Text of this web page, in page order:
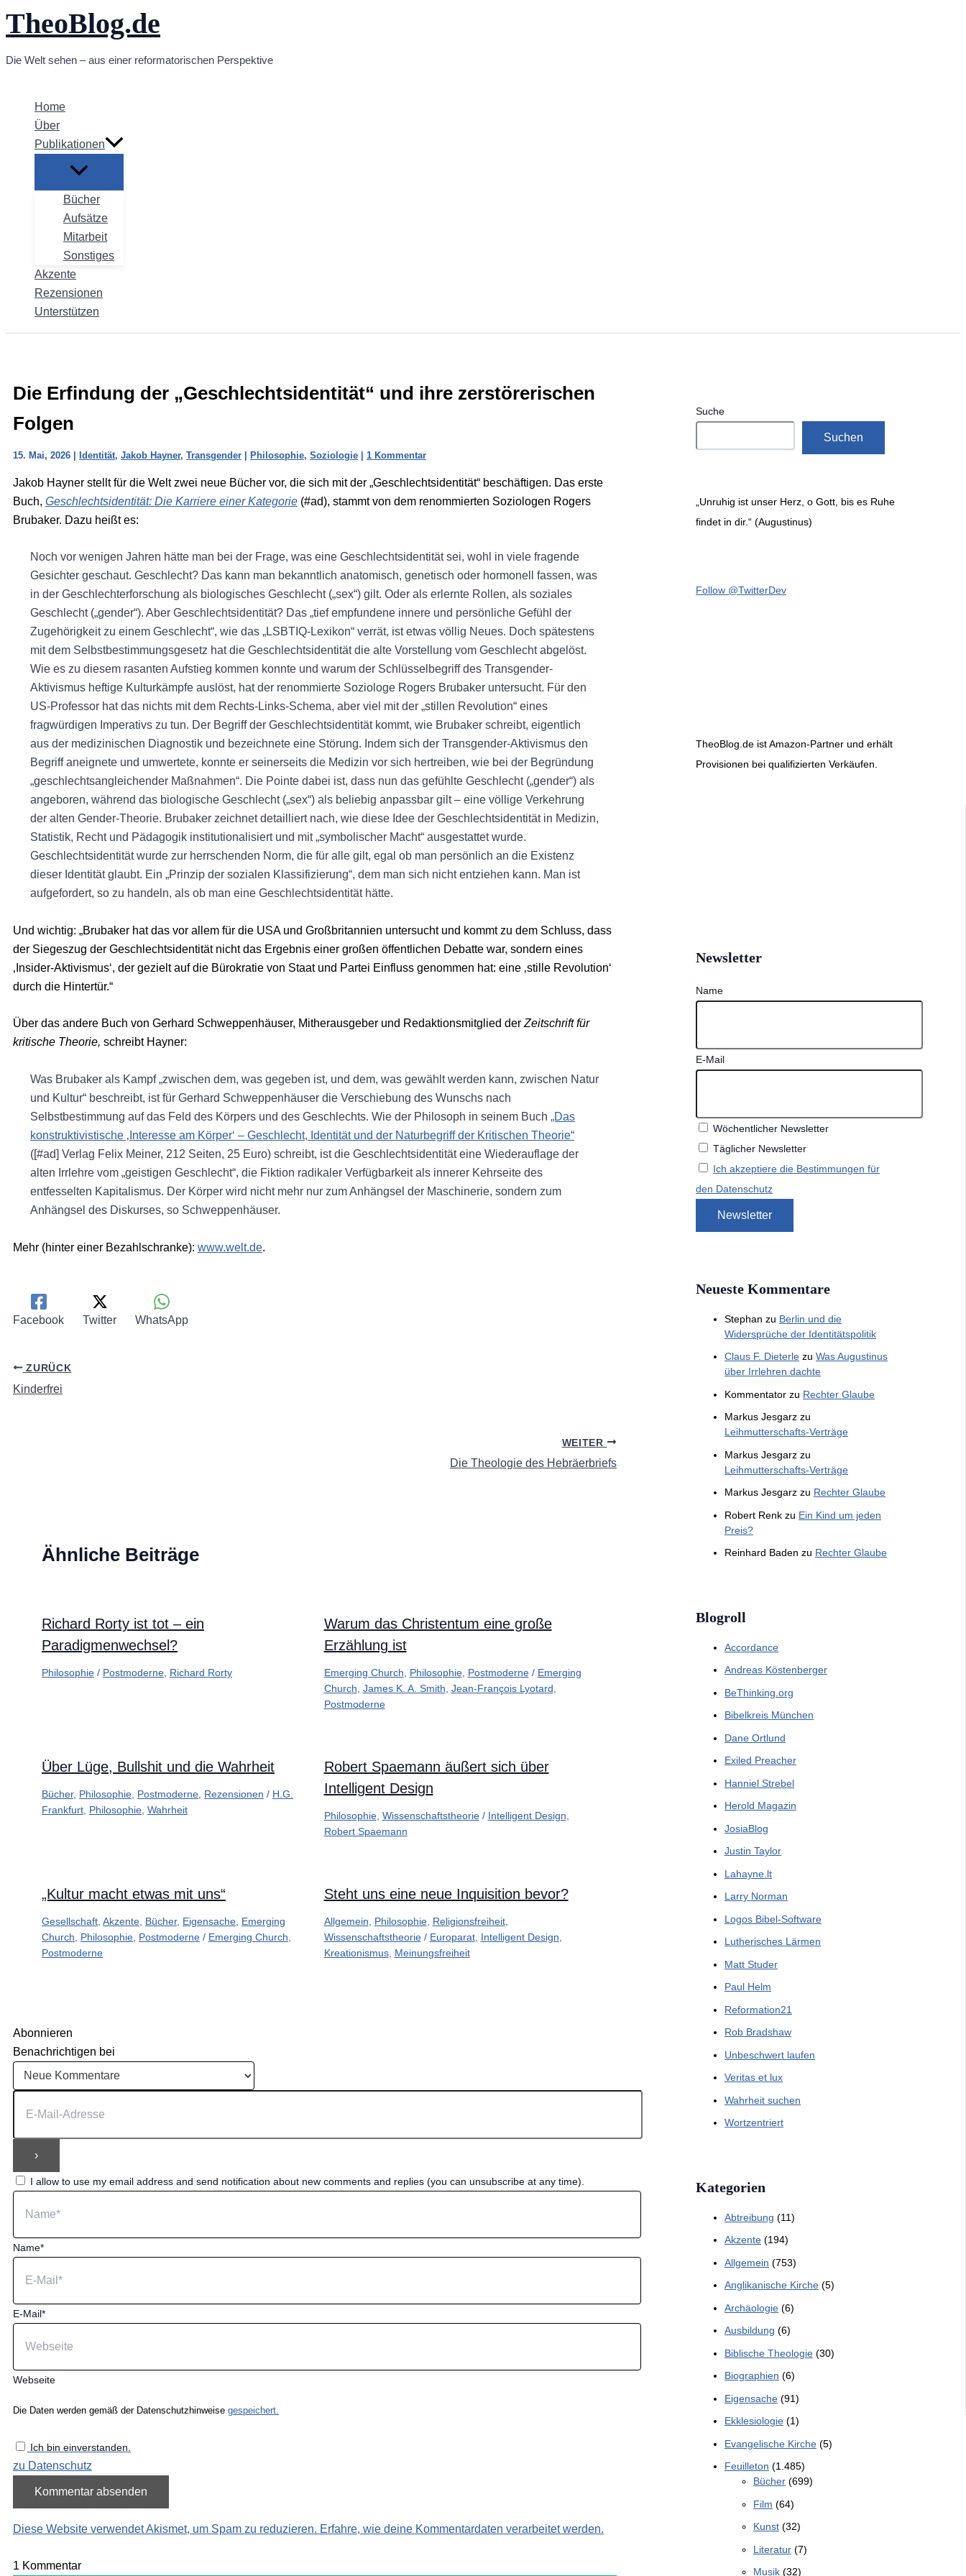
Zum
Inhalt
TheoBlog.de
Die Welt sehen – aus einer reformatorischen Perspektive
Home
Über
Publikationen
Bücher
Aufsätze
Mitarbeit
Sonstiges
Akzente
Rezensionen
Unterstützen
Die Erfindung der „Geschlechtsidentität“ und ihre zerstörerischen
Folgen
15. Mai, 2026 | Identität, Jakob Hayner, Transgender | Philosophie, Soziologie | 1 Kommentar
Jakob Hayner stellt für die Welt zwei neue Bücher vor, die sich mit der „Geschlechtsidentität“ beschäftigen. Das erste
Buch, Geschlechtsidentität: Die Karriere einer Kategorie (#ad), stammt von dem renommierten Soziologen Rogers
Brubaker. Dazu heißt es:
Noch vor wenigen Jahren hätte man bei der Frage, was eine Geschlechtsidentität sei, wohl in viele fragende
Gesichter geschaut. Geschlecht? Das kann man bekanntlich anatomisch, genetisch oder hormonell fassen, was
in der Geschlechterforschung als biologisches Geschlecht („sex“) gilt. Oder als erlernte Rollen, als soziales
Geschlecht („gender“). Aber Geschlechtsidentität? Das „tief empfundene innere und persönliche Gefühl der
Zugehörigkeit zu einem Geschlecht“, wie das „LSBTIQ-Lexikon“ verrät, ist etwas völlig Neues. Doch spätestens
mit dem Selbstbestimmungsgesetz hat die Geschlechtsidentität die alte Vorstellung vom Geschlecht abgelöst.
Wie es zu diesem rasanten Aufstieg kommen konnte und warum der Schlüsselbegriff des Transgender-
Aktivismus heftige Kulturkämpfe auslöst, hat der renommierte Soziologe Rogers Brubaker untersucht. Für den
US-Professor hat das nichts mit dem Rechts-Links-Schema, aber viel mit der „stillen Revolution“ eines
fragwürdigen Imperativs zu tun. Der Begriff der Geschlechtsidentität kommt, wie Brubaker schreibt, eigentlich
aus der medizinischen Diagnostik und bezeichnete eine Störung. Indem sich der Transgender-Aktivismus den
Begriff aneignete und umwertete, konnte er seinerseits die Medizin vor sich hertreiben, wie bei der Begründung
„geschlechtsangleichender Maßnahmen“. Die Pointe dabei ist, dass nun das gefühlte Geschlecht („gender“) als
angeboren, während das biologische Geschlecht („sex“) als beliebig anpassbar gilt – eine völlige Verkehrung
der alten Gender-Theorie. Brubaker zeichnet detailliert nach, wie diese Idee der Geschlechtsidentität in Medizin,
Statistik, Recht und Pädagogik institutionalisiert und mit „symbolischer Macht“ ausgestattet wurde.
Geschlechtsidentität wurde zur herrschenden Norm, die für alle gilt, egal ob man persönlich an die Existenz
dieser Identität glaubt. Ein „Prinzip der sozialen Klassifizierung“, dem man sich nicht entziehen kann. Man ist
aufgefordert, so zu handeln, als ob man eine Geschlechtsidentität hätte.
Und wichtig: „Brubaker hat das vor allem für die USA und Großbritannien untersucht und kommt zu dem Schluss, dass
der Siegeszug der Geschlechtsidentität nicht das Ergebnis einer großen öffentlichen Debatte war, sondern eines
‚Insider-Aktivismus‘, der gezielt auf die Bürokratie von Staat und Partei Einfluss genommen hat: eine ‚stille Revolution‘
durch die Hintertür.“
Über das andere Buch von Gerhard Schweppenhäuser, Mitherausgeber und Redaktionsmitglied der Zeitschrift für
kritische Theorie, schreibt Hayner:
Was Brubaker als Kampf „zwischen dem, was gegeben ist, und dem, was gewählt werden kann, zwischen Natur
und Kultur“ beschreibt, ist für Gerhard Schweppenhäuser die Verschiebung des Wunschs nach
Selbstbestimmung auf das Feld des Körpers und des Geschlechts. Wie der Philosoph in seinem Buch „Das
konstruktivistische ‚Interesse am Körper‘ – Geschlecht, Identität und der Naturbegriff der Kritischen Theorie“
([#ad] Verlag Felix Meiner, 212 Seiten, 25 Euro) schreibt, ist die Geschlechtsidentität eine Wiederauflage der
alten Irrlehre vom „geistigen Geschlecht“, die Fiktion radikaler Verfügbarkeit als innerer Kehrseite des
entfesselten Kapitalismus. Der Körper wird nicht mehr nur zum Anhängsel der Maschinerie, sondern zum
Anhängsel des Diskurses, so Schweppenhäuser.
Mehr (hinter einer Bezahlschranke): www.welt.de.
Facebook Twitter WhatsApp
ZURÜCK
Kinderfrei
WEITER
Die Theologie des Hebräerbriefs
Ähnliche Beiträge
Richard Rorty ist tot – ein
Paradigmenwechsel?
Philosophie / Postmoderne Richard Rorty
Warum das Christentum eine große
Erzählung ist
Emerging Church Philosophie, Postmoderne/ Emerging
Church James K. A. Smith Jean-François Lyotard
Postmoderne
Über Lüge, Bullshit und die Wahrheit
Bücher, Philosophie Postmoderne Rezensionen / H.G.
Frankfurt Philosophie Wahrheit
Robert Spaemann äußert sich über
Intelligent Design
Philosophie, Wissenschaftstheorie/ Intelligent Design
Robert Spaemann
„Kultur macht etwas mit uns“
Gesellschaft Akzente Bücher, Eigensache Emerging
Church
Philosophie Postmoderne / Emerging Church
Postmoderne
Steht uns eine neue Inquisition bevor?
Allgemein Philosophie, Religionsfreiheit,
Wissenschaftstheorie/ Europarat, Intelligent Design
Kreationismus, Meinungsfreiheit
Abonnieren
Benachrichtigen bei
I allow to use my email address and send notification about new comments and replies (you can unsubscribe at any time).
Name*
E-Mail*
Webseite
Die Daten werden gemäß der Datenschutzhinweise gespeichert.
Ich bin einverstanden.
zu Datenschutz
Diese Website verwendet Akismet, um Spam zu reduzieren. Erfahre, wie deine Kommentardaten verarbeitet werden.
1 Kommentar
Suche
Suchen
„Unruhig ist unser Herz, o Gott, bis es Ruhe
findet in dir.“ (Augustinus)
Follow @TwitterDev
TheoBlog.de ist Amazon-Partner und erhält
Provisionen bei qualifizierten Verkäufen.
Newsletter
Name
E-Mail
Wöchentlicher Newsletter
Täglicher Newsletter
Ich akzeptiere die Bestimmungen für
den Datenschutz
Neueste Kommentare
Stephan zu Berlin und die
Widersprüche der Identitätspolitik
Claus F. Dieterle zu Was Augustinus
über Irrlehren dachte
Kommentator zu Rechter Glaube
Markus Jesgarz zu
Leihmutterschafts-Verträge
Markus Jesgarz zu
Leihmutterschafts-Verträge
Markus Jesgarz zu Rechter Glaube
Robert Renk zu Ein Kind um jeden
Preis?
Reinhard Baden zu Rechter Glaube
Blogroll
Accordance
Andreas Köstenberger
BeThinking.org
Bibelkreis München
Dane Ortlund
Exiled Preacher
Hanniel Strebel
Herold Magazin
JosiaBlog
Justin Taylor
Lahayne.lt
Larry Norman
Logos Bibel-Software
Lutherisches Lärmen
Matt Studer
Paul Helm
Reformation21
Rob Bradshaw
Unbeschwert laufen
Veritas et lux
Wahrheit suchen
Wortzentriert
Kategorien
Abtreibung (11)
Akzente (194)
Allgemein (753)
Anglikanische Kirche (5)
Archäologie (6)
Ausbildung (6)
Biblische Theologie (30)
Biographien (6)
Eigensache (91)
Ekklesiologie (1)
Evangelische Kirche (5)
Feuilleton (1.485)
Bücher (699)
Film (64)
Kunst (32)
Literatur (7)
Musik (32)